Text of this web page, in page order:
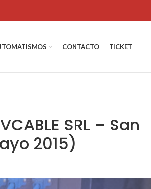
CONTACTO TICKET
SRL – San
2015)